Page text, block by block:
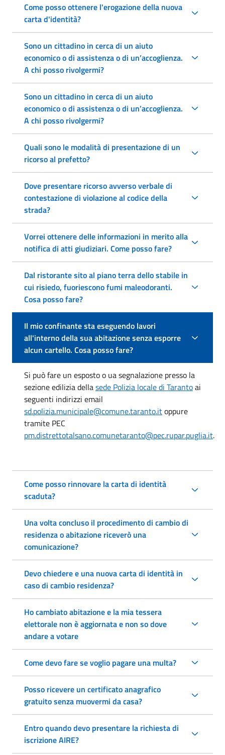
Come posso ottenere l'erogazione della nuova
carta d'identità?
Sono un cittadino in cerca di un aiuto
economico o di assistenza o di un’accoglienza.
A chi posso rivolgermi?
Sono un cittadino in cerca di un aiuto
economico o di assistenza o di un’accoglienza.
A chi posso rivolgermi?
Quali sono le modalità di presentazione di un
ricorso al prefetto?
Dove presentare ricorso avverso verbale di
contestazione di violazione al codice della
strada?
Vorrei ottenere delle informazioni in merito alla
notifica di atti giudiziari. Come posso fare?
Dal ristorante sito al piano terra dello stabile in
cui risiedo, fuoriescono fumi maleodoranti.
Cosa posso fare?
Il mio confinante sta eseguendo lavori
all'interno della sua abitazione senza esporre
alcun cartello. Cosa posso fare?
Si può fare un esposto o ua segnalazione presso la
sezione edilizia dellasede Polizia locale di Tarantoai
seguenti indirizzi email
sd.polizia.municipale@comune.taranto.itoppure
tramite PEC
pm.distrettotalsano.comunetaranto@pec.rupar.puglia.it.
Come posso rinnovare la carta di identità
scaduta?
Una volta concluso il procedimento di cambio di
residenza o abitazione riceverò una
comunicazione?
Devo chiedere e una nuova carta di identità in
caso di cambio residenza?
Ho cambiato abitazione e la mia tessera
elettorale non è aggiornata e non so dove
andare a votare
Come devo fare se voglio pagare una multa?
Posso ricevere un certificato anagrafico
gratuito senza muovermi da casa?
Entro quando devo presentare la richiesta di
iscrizione AIRE?